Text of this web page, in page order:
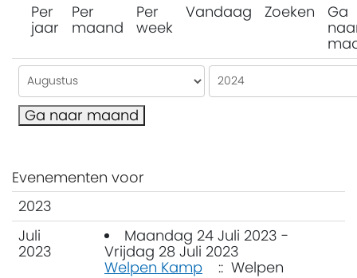
Per
jaar
Per
maand
Per
week
Vandaag Zoeken
Ga
Ga naar maand
Evenementen voor
2023
Juli
2023
Maandag 24 Juli 2023 -
Vrijdag 28 Juli 2023
Welpen Kamp
:: Welpen